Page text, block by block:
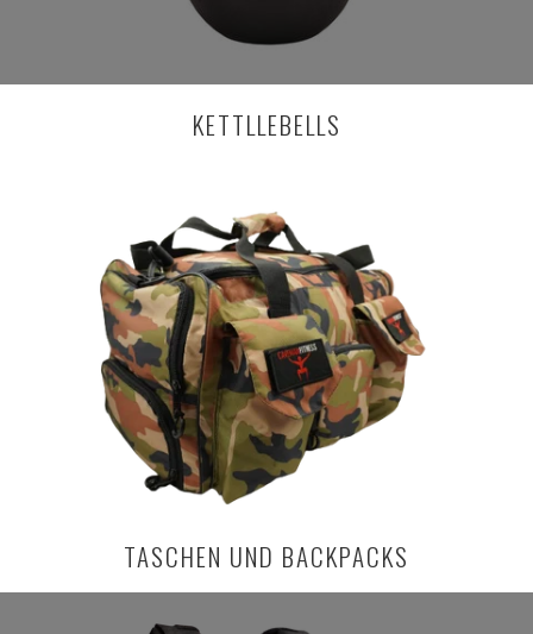
KETTLLEBELLS
TASCHEN UND BACKPACKS